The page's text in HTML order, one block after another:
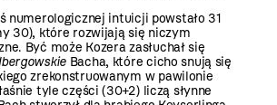
numerologicznej intuicji powstało 31
30), które rozwijają się niczym
Być może Kozera zasłuchał się
Bacha, które cicho snują się
zrekonstruowanym w pawilonie
tyle części (30+2) liczą słynne